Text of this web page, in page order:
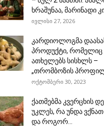
ხრაშუნაა, მარინადი
ივლისი 27, 2026
კარდიოლოგმა
პროდუქტი, რომელიც
ათხელებს სისხლს –
„თრომბოზის
ოქტომბერი 30, 2023
ქათმებმა კვერცხის
უკლეს, რა უნდა
და როგორ...